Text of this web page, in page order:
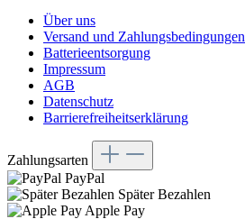
Über uns
Versand und Zahlungsbedingungen
Batterieentsorgung
Impressum
AGB
Datenschutz
Barrierefreiheitserklärung
Zahlungsarten
PayPal
Später Bezahlen
Apple Pay